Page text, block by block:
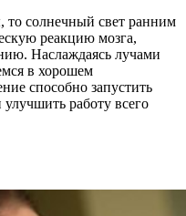
то солнечный свет ранним
реакцию мозга,
Наслаждаясь лучами
в хорошем
способно запустить
работу всего